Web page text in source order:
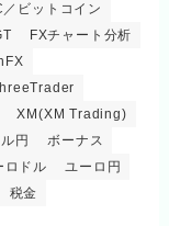
／ビットコイン
FXチャート分析
XM(XM Trading)
ル円
ボーナス
ロドル
ユーロ円
税金